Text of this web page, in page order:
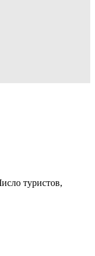
туристов,